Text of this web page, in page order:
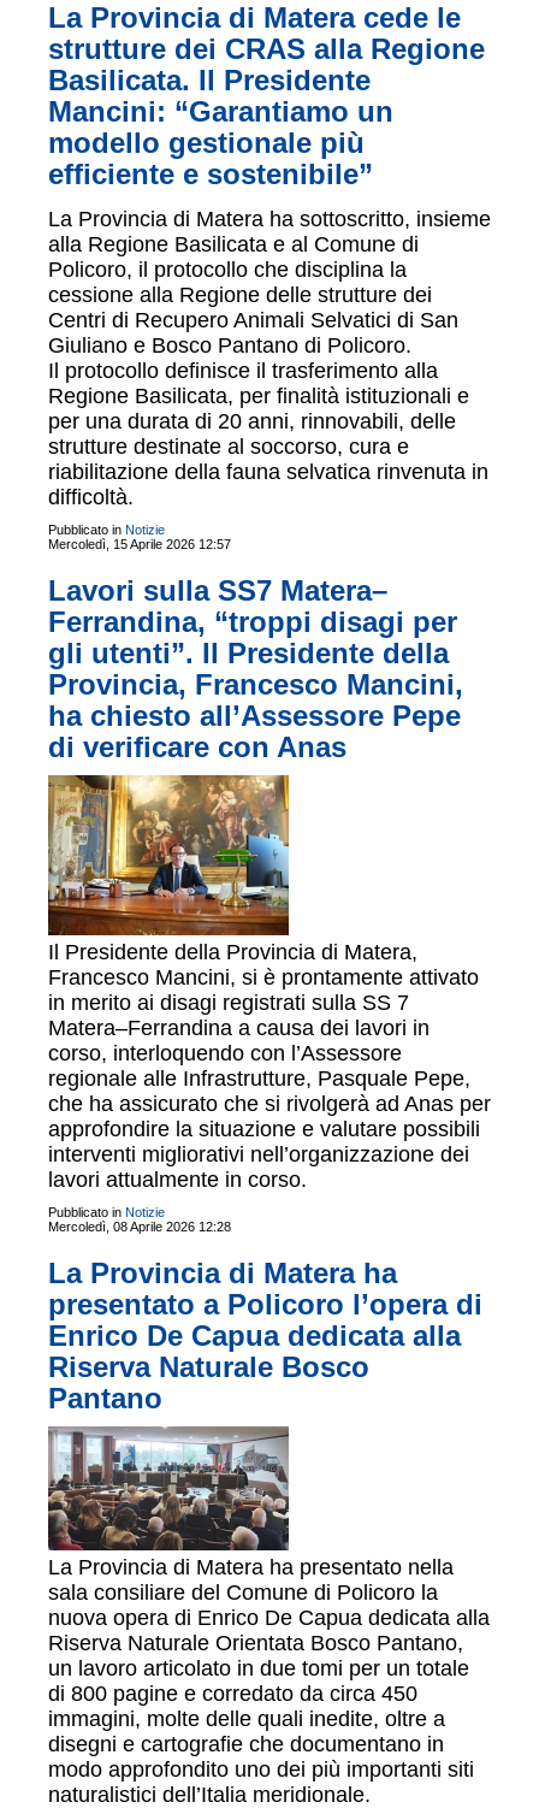
La Provincia di Matera cede le
strutture dei CRAS alla Regione
Basilicata. Il Presidente
Mancini: “Garantiamo un
modello gestionale più
efficiente e sostenibile”
La Provincia di Matera ha sottoscritto, insieme
alla Regione Basilicata e al Comune di
Policoro, il protocollo che disciplina la
cessione alla Regione delle strutture dei
Centri di Recupero Animali Selvatici di San
Giuliano e Bosco Pantano di Policoro.
Il protocollo definisce il trasferimento alla
Regione Basilicata, per finalità istituzionali e
per una durata di 20 anni, rinnovabili, delle
strutture destinate al soccorso, cura e
riabilitazione della fauna selvatica rinvenuta in
difficoltà.
Pubblicato in Notizie
Mercoledì, 15 Aprile 2026 12:57
Lavori sulla SS7 Matera–
Ferrandina, “troppi disagi per
gli utenti”. Il Presidente della
Provincia, Francesco Mancini,
ha chiesto all’Assessore Pepe
di verificare con Anas
Il Presidente della Provincia di Matera,
Francesco Mancini, si è prontamente attivato
in merito ai disagi registrati sulla SS 7
Matera–Ferrandina a causa dei lavori in
corso, interloquendo con l’Assessore
regionale alle Infrastrutture, Pasquale Pepe,
che ha assicurato che si rivolgerà ad Anas per
approfondire la situazione e valutare possibili
interventi migliorativi nell’organizzazione dei
lavori attualmente in corso.
Pubblicato in Notizie
Mercoledì, 08 Aprile 2026 12:28
La Provincia di Matera ha
presentato a Policoro l’opera di
Enrico De Capua dedicata alla
Riserva Naturale Bosco
Pantano
La Provincia di Matera ha presentato nella
sala consiliare del Comune di Policoro la
nuova opera di Enrico De Capua dedicata alla
Riserva Naturale Orientata Bosco Pantano,
un lavoro articolato in due tomi per un totale
di 800 pagine e corredato da circa 450
immagini, molte delle quali inedite, oltre a
disegni e cartografie che documentano in
modo approfondito uno dei più importanti siti
naturalistici dell’Italia meridionale.